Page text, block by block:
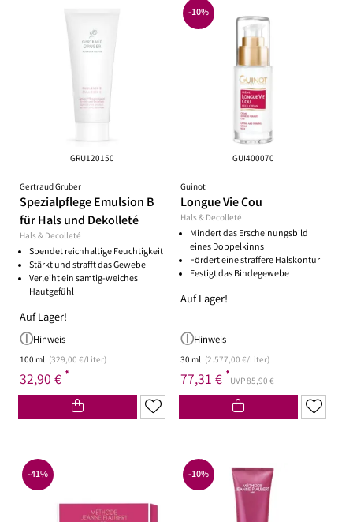
GRU120150
Gertraud Gruber
Spezialpflege Emulsion B
für Hals und Dekolleté
Hals & Decolleté
Spendet reichhaltige Feuchtigkeit
Stärkt und strafft das Gewebe
Verleiht ein samtig-weiches
Hautgefühl
Auf Lager!
Hinweis
100 ml (329,00 €/Liter)
32,90 € *
GUI400070
Guinot
Longue Vie Cou
Hals & Decolleté
Mindert das Erscheinungsbild
eines Doppelkinns
Fördert eine straffere Halskontur
Festigt das Bindegewebe
Auf Lager!
Hinweis
30 ml (2.577,00 €/Liter)
77,31 € *UVP 85,90 €
-10%
-41% -10%